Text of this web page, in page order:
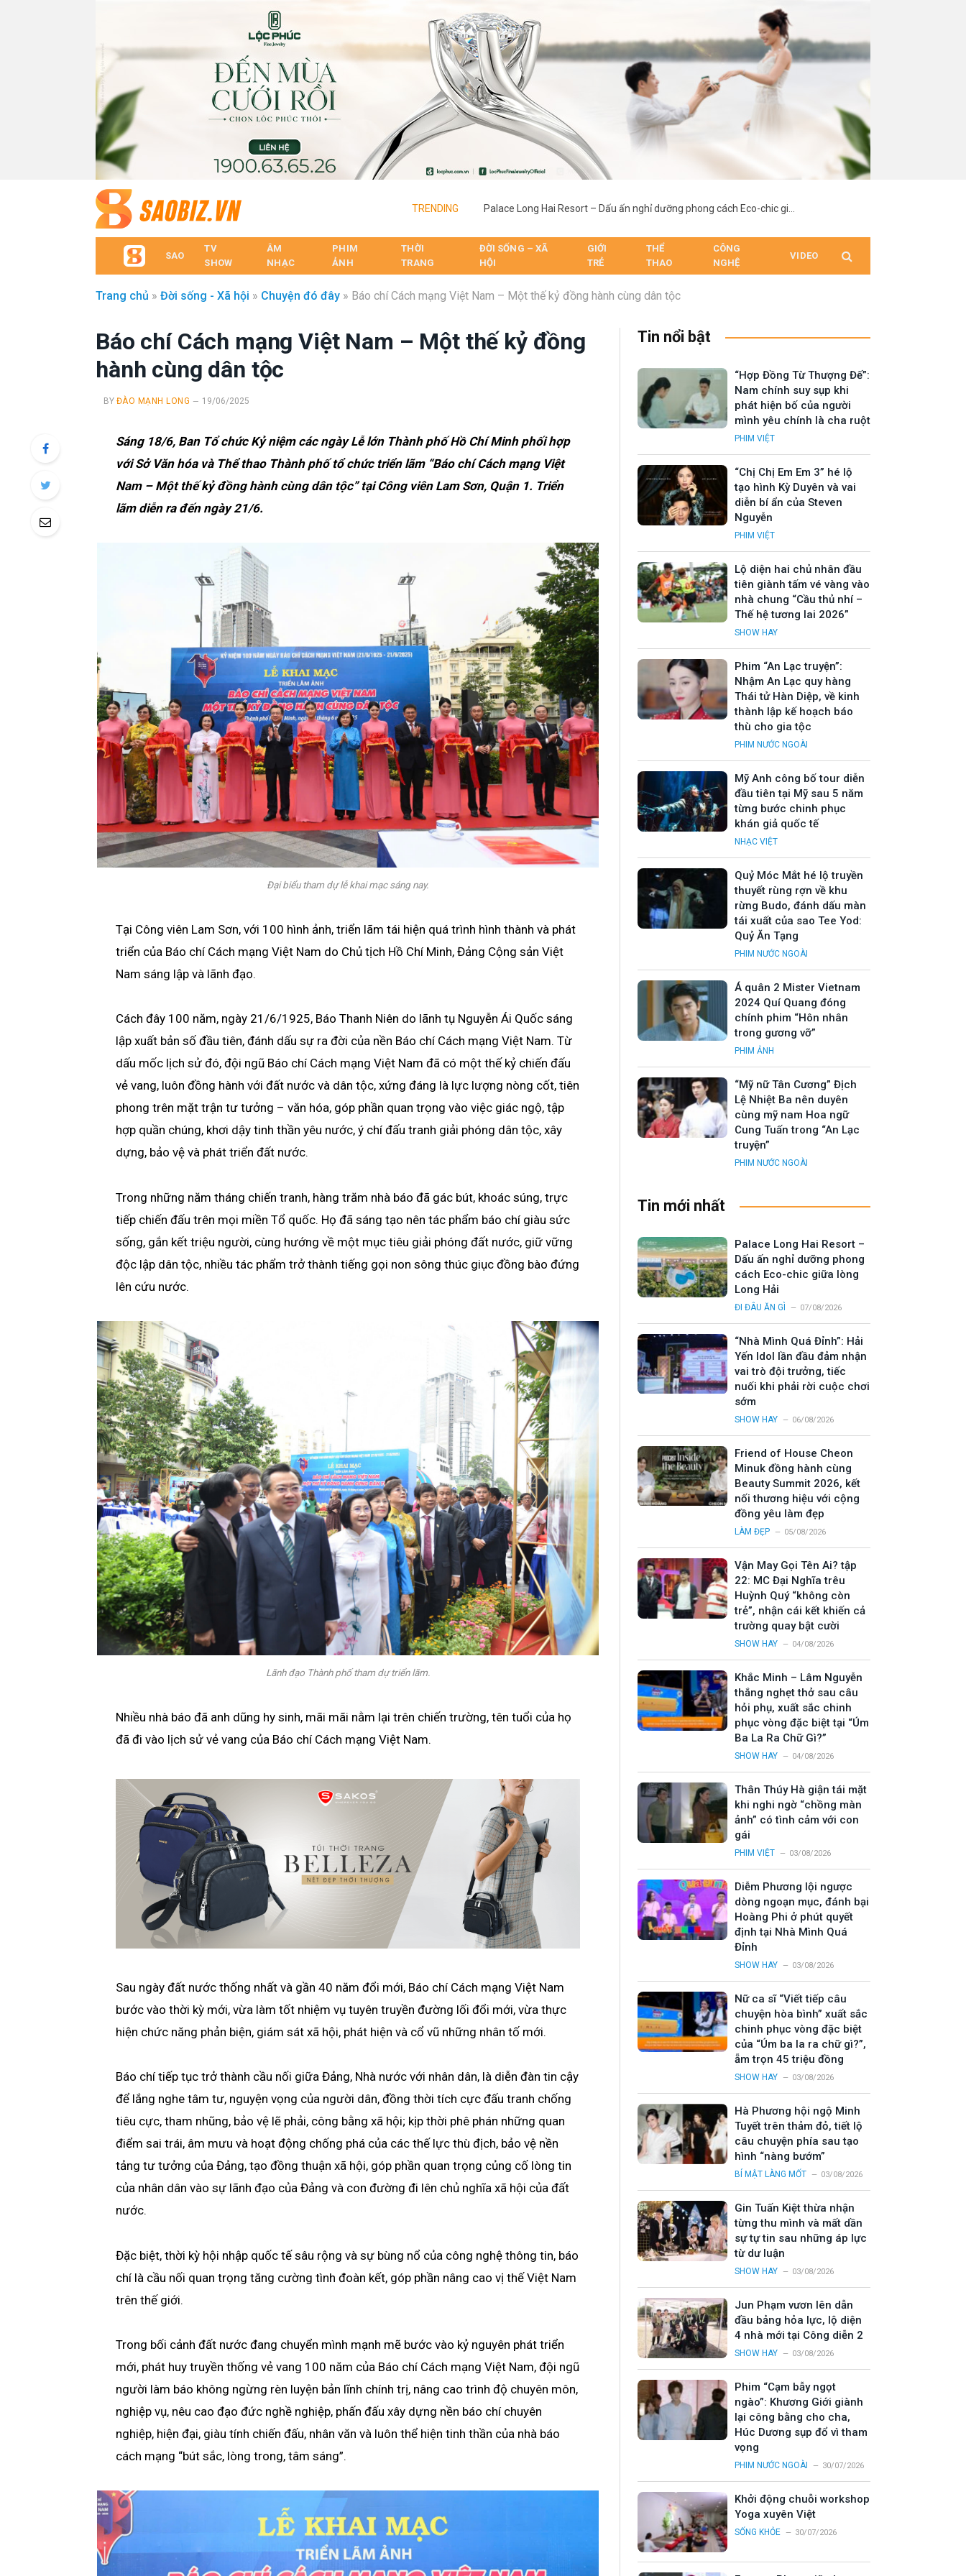
TRENDING
SAO
TV
SHOW
ÂM
NHẠC
PHIM
ẢNH
THỜI
TRANG
ĐỜI SỐNG – XÃ
HỘI
GIỚI
TRẺ
THỂ
THAO
CÔNG
NGHỆ
VIDEO
Trang chủ » Đời sống - Xã hội » Chuyện đó đây » Báo chí Cách mạng Việt Nam – Một thế kỷ đồng hành cùng dân tộc
Báo chí Cách mạng Việt Nam – Một thế kỷ đồng
hành cùng dân tộc
BY ĐÀO MẠNH LONG 19/06/2025
Sáng 18/6, Ban Tổ chức Kỷ niệm các ngày Lễ lớn Thành phố Hồ Chí Minh phối hợp
với Sở Văn hóa và Thể thao Thành phố tổ chức triển lãm “Báo chí Cách mạng Việt
Nam – Một thế kỷ đồng hành cùng dân tộc” tại Công viên Lam Sơn, Quận 1. Triển
lãm diễn ra đến ngày 21/6.
Đại biểu tham dự lễ khai mạc sáng nay.
Tại Công viên Lam Sơn, với 100 hình ảnh, triển lãm tái hiện quá trình hình thành và phát
triển của Báo chí Cách mạng Việt Nam do Chủ tịch Hồ Chí Minh, Đảng Cộng sản Việt
Nam sáng lập và lãnh đạo.
Cách đây 100 năm, ngày 21/6/1925, Báo Thanh Niên do lãnh tụ Nguyễn Ái Quốc sáng
lập xuất bản số đầu tiên, đánh dấu sự ra đời của nền Báo chí Cách mạng Việt Nam. Từ
dấu mốc lịch sử đó, đội ngũ Báo chí Cách mạng Việt Nam đã có một thế kỷ chiến đấu
vẻ vang, luôn đồng hành với đất nước và dân tộc, xứng đáng là lực lượng nòng cốt, tiên
phong trên mặt trận tư tưởng – văn hóa, góp phần quan trọng vào việc giác ngộ, tập
hợp quần chúng, khơi dậy tinh thần yêu nước, ý chí đấu tranh giải phóng dân tộc, xây
dựng, bảo vệ và phát triển đất nước.
Trong những năm tháng chiến tranh, hàng trăm nhà báo đã gác bút, khoác súng, trực
tiếp chiến đấu trên mọi miền Tổ quốc. Họ đã sáng tạo nên tác phẩm báo chí giàu sức
sống, gắn kết triệu người, cùng hướng về một mục tiêu giải phóng đất nước, giữ vững
độc lập dân tộc, nhiều tác phẩm trở thành tiếng gọi non sông thúc giục đồng bào đứng
lên cứu nước.
Lãnh đạo Thành phố tham dự triển lãm.
Nhiều nhà báo đã anh dũng hy sinh, mãi mãi nằm lại trên chiến trường, tên tuổi của họ
đã đi vào lịch sử vẻ vang của Báo chí Cách mạng Việt Nam.
Sau ngày đất nước thống nhất và gần 40 năm đổi mới, Báo chí Cách mạng Việt Nam
bước vào thời kỳ mới, vừa làm tốt nhiệm vụ tuyên truyền đường lối đổi mới, vừa thực
hiện chức năng phản biện, giám sát xã hội, phát hiện và cổ vũ những nhân tố mới.
Báo chí tiếp tục trở thành cầu nối giữa Đảng, Nhà nước với nhân dân, là diễn đàn tin cậy
để lắng nghe tâm tư, nguyện vọng của người dân, đồng thời tích cực đấu tranh chống
tiêu cực, tham nhũng, bảo vệ lẽ phải, công bằng xã hội; kịp thời phê phán những quan
điểm sai trái, âm mưu và hoạt động chống phá của các thế lực thù địch, bảo vệ nền
tảng tư tưởng của Đảng, tạo đồng thuận xã hội, góp phần quan trọng củng cố lòng tin
của nhân dân vào sự lãnh đạo của Đảng và con đường đi lên chủ nghĩa xã hội của đất
nước.
Đặc biệt, thời kỳ hội nhập quốc tế sâu rộng và sự bùng nổ của công nghệ thông tin, báo
chí là cầu nối quan trọng tăng cường tình đoàn kết, góp phần nâng cao vị thế Việt Nam
trên thế giới.
Trong bối cảnh đất nước đang chuyển mình mạnh mẽ bước vào kỷ nguyên phát triển
mới, phát huy truyền thống vẻ vang 100 năm của Báo chí Cách mạng Việt Nam, đội ngũ
người làm báo không ngừng rèn luyện bản lĩnh chính trị, nâng cao trình độ chuyên môn,
nghiệp vụ, nêu cao đạo đức nghề nghiệp, phấn đấu xây dựng nền báo chí chuyên
nghiệp, hiện đại, giàu tính chiến đấu, nhân văn và luôn thể hiện tinh thần của nhà báo
cách mạng “bút sắc, lòng trong, tâm sáng”.
Tin nổi bật
“Hợp Đồng Từ Thượng Đế”:
Nam chính suy sụp khi
phát hiện bố của người
mình yêu chính là cha ruột
PHIM VIỆT
“Chị Chị Em Em 3” hé lộ
tạo hình Kỳ Duyên và vai
diễn bí ẩn của Steven
Nguyễn
PHIM VIỆT
Lộ diện hai chủ nhân đầu
tiên giành tấm vé vàng vào
nhà chung “Cầu thủ nhí –
Thế hệ tương lai 2026”
SHOW HAY
Phim “An Lạc truyện”:
Nhậm An Lạc quy hàng
Thái tử Hàn Diệp, về kinh
thành lập kế hoạch báo
thù cho gia tộc
PHIM NƯỚC NGOÀI
Mỹ Anh công bố tour diễn
đầu tiên tại Mỹ sau 5 năm
từng bước chinh phục
khán giả quốc tế
NHẠC VIỆT
Quỷ Móc Mắt hé lộ truyền
thuyết rùng rợn về khu
rừng Budo, đánh dấu màn
tái xuất của sao Tee Yod:
Quỷ Ăn Tạng
PHIM NƯỚC NGOÀI
Á quân 2 Mister Vietnam
2024 Quí Quang đóng
chính phim “Hôn nhân
trong gương vỡ”
PHIM ẢNH
“Mỹ nữ Tân Cương” Địch
Lệ Nhiệt Ba nên duyên
cùng mỹ nam Hoa ngữ
Cung Tuấn trong “An Lạc
truyện”
PHIM NƯỚC NGOÀI
Tin mới nhất
Palace Long Hai Resort –
Dấu ấn nghỉ dưỡng phong
cách Eco-chic giữa lòng
Long Hải
ĐI ĐÂU ĂN GÌ 07/08/2026
“Nhà Mình Quá Đỉnh”: Hải
Yến Idol lần đầu đảm nhận
vai trò đội trưởng, tiếc
nuối khi phải rời cuộc chơi
sớm
SHOW HAY 06/08/2026
Friend of House Cheon
Minuk đồng hành cùng
Beauty Summit 2026, kết
nối thương hiệu với cộng
đồng yêu làm đẹp
LÀM ĐẸP 05/08/2026
Vận May Gọi Tên Ai? tập
22: MC Đại Nghĩa trêu
Huỳnh Quý “không còn
trẻ”, nhận cái kết khiến cả
trường quay bật cười
SHOW HAY 04/08/2026
Khắc Minh – Lâm Nguyễn
thắng nghẹt thở sau câu
hỏi phụ, xuất sắc chinh
phục vòng đặc biệt tại “Úm
Ba La Ra Chữ Gì?”
SHOW HAY 04/08/2026
Thân Thúy Hà giận tái mặt
khi nghi ngờ “chồng màn
ảnh” có tình cảm với con
gái
PHIM VIỆT 03/08/2026
Diễm Phương lội ngược
dòng ngoạn mục, đánh bại
Hoàng Phi ở phút quyết
định tại Nhà Mình Quá
Đỉnh
SHOW HAY 03/08/2026
Nữ ca sĩ “Viết tiếp câu
chuyện hòa bình” xuất sắc
chinh phục vòng đặc biệt
của “Úm ba la ra chữ gì?”,
ẵm trọn 45 triệu đồng
SHOW HAY 03/08/2026
Hà Phương hội ngộ Minh
Tuyết trên thảm đỏ, tiết lộ
câu chuyện phía sau tạo
hình “nàng bướm”
BÍ MẬT LÀNG MỐT 03/08/2026
Gin Tuấn Kiệt thừa nhận
từng thu mình và mất dần
sự tự tin sau những áp lực
từ dư luận
SHOW HAY 03/08/2026
Jun Phạm vươn lên dẫn
đầu bảng hỏa lực, lộ diện
4 nhà mới tại Công diễn 2
SHOW HAY 03/08/2026
Phim “Cạm bẫy ngọt
ngào”: Khương Giới giành
lại công bằng cho cha,
Húc Dương sụp đổ vì tham
vọng
PHIM NƯỚC NGOÀI 30/07/2026
Khởi động chuỗi workshop
Yoga xuyên Việt
SỐNG KHỎE 30/07/2026